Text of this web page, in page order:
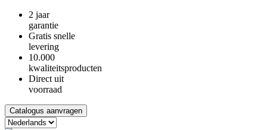
2 jaar
garantie
Gratis snelle
levering
10.000
kwaliteitsproducten
Direct uit
voorraad
Catalogus aanvragen